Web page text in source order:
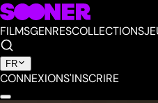
FILMSGENRESCOLLECTIONS
FR
CONNEXIONS'INSCRIRE